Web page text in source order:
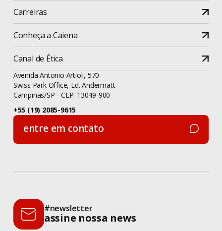
Carreiras
Conheça a Caiena
Canal de Ética
Avenida Antonio Artioli, 570
Swiss Park Office, Ed. Andermatt
Campinas/SP - CEP: 13049-900
+55 (19) 2085-9615
entre em contato
entre em contato
#newsletter
assine nossa news